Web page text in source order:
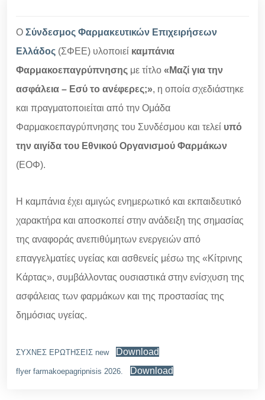
Ο Σύνδεσμος Φαρμακευτικών Επιχειρήσεων
Ελλάδος (ΣΦΕΕ) υλοποιεί καμπάνια
Φαρμακοεπαγρύπνησης με τίτλο «Μαζί για την
ασφάλεια – Εσύ το ανέφερες;», η οποία σχεδιάστηκε
και πραγματοποιείται από την Ομάδα
Φαρμακοεπαγρύπνησης του Συνδέσμου και τελεί υπό
την αιγίδα του Εθνικού Οργανισμού Φαρμάκων
(ΕΟΦ).
Η καμπάνια έχει αμιγώς ενημερωτικό και εκπαιδευτικό
χαρακτήρα και αποσκοπεί στην ανάδειξη της σημασίας
της αναφοράς ανεπιθύμητων ενεργειών από
επαγγελματίες υγείας και ασθενείς μέσω της «Κίτρινης
Κάρτας», συμβάλλοντας ουσιαστικά στην ενίσχυση της
ασφάλειας των φαρμάκων και της προστασίας της
δημόσιας υγείας.
ΣΥΧΝΕΣ ΕΡΩΤΗΣΕΙΣ new Download
flyer farmakoepagripnisis 2026. Download